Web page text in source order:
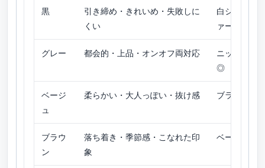
黒
引き締め・きれいめ・失敗しに
くい
白シャツ／
ァー
グレー 都会的・上品・オンオフ両対応
ニット／シ
◎
ベージ
ュ
柔らかい・大人っぽい・抜け感 ブラウス／
ブラウ
ン
落ち着き・季節感・こなれた印
象
ベージュ系